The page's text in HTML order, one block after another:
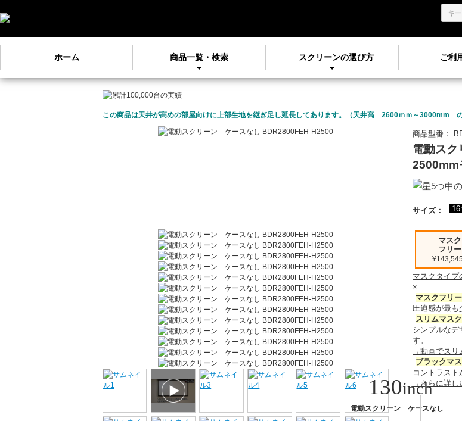
ホーム 商品一覧・検索 スクリーンの選び方 ご利
この商品は天井が高めの部屋向けに上部生地を継ぎ足し延長してあります。（天井高 2600ｍｍ～3000mm の
130inch
電動スクリーン ケースなし
電動ス
2500mm
商品型番：
サイズ：
マスク
フリー
¥143,545
マスクタイプ
×
マスクフリ
圧迫感が最も
スリムマス
シンプルなデ
す。
→動画でスリ
ブラックマ
コントラスト
→さらに詳し